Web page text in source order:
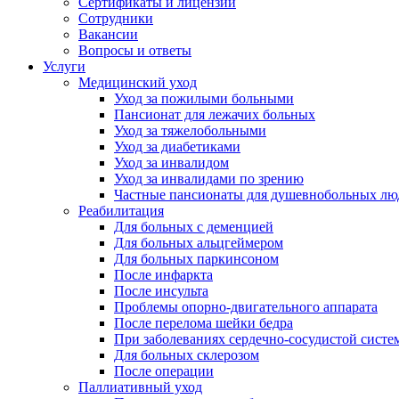
Сотрудники
Вакансии
Вопросы и ответы
Услуги
Медицинский уход
Уход за пожилыми больными
Пансионат для лежачих больных
Уход за тяжелобольными
Уход за диабетиками
Уход за инвалидом
Уход за инвалидами по зрению
Частные пансионаты для душевнобольных
Реабилитация
Для больных с деменцией
Для больных альцгеймером
Для больных паркинсоном
После инфаркта
После инсульта
Проблемы опорно-двигательного аппарата
После перелома шейки бедра
При заболеваниях сердечно-сосудистой
Для больных склерозом
После операции
Паллиативный уход